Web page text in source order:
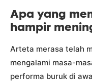
Apa yang
hampir
Arteta merasa telah
mengalami masa-
performa buruk di